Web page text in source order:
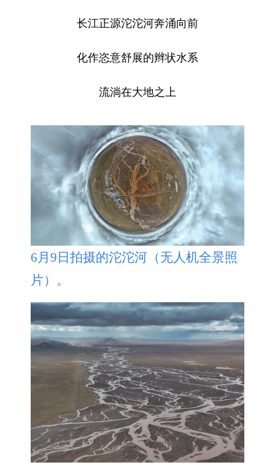
长江正源沱沱河奔涌向前
化作恣意舒展的辫状水系
流淌在大地之上
6月9日拍摄的沱沱河（无人机全景照
片）。